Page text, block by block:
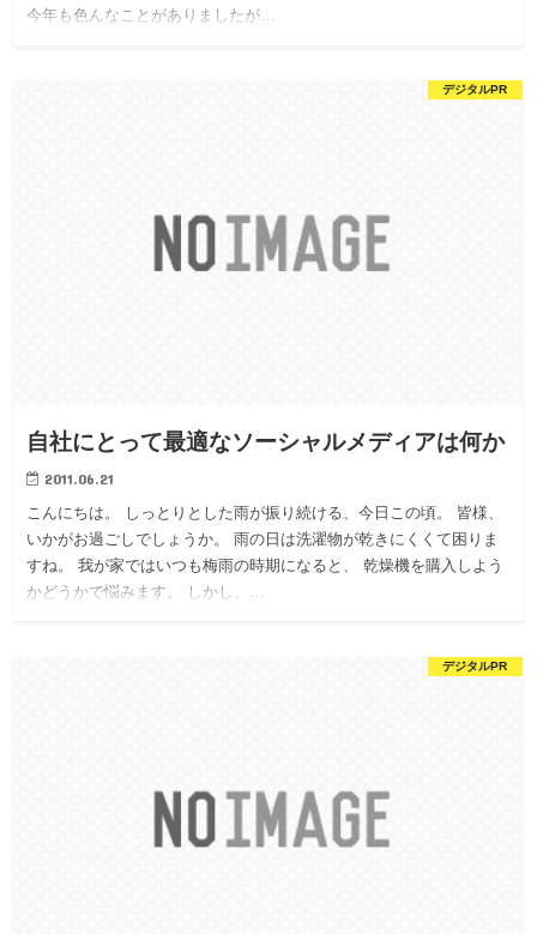
今年も色んなことがありましたが…
デジタルPR
自社にとって最適なソーシャルメディアは何か
2011.06.21
こんにちは。 しっとりとした雨が振り続ける、今日この頃。 皆様、
いかがお過ごしでしょうか。 雨の日は洗濯物が乾きにくくて困りま
すね。 我が家ではいつも梅雨の時期になると、 乾燥機を購入しよう
かどうかで悩みます。 しかし、…
デジタルPR